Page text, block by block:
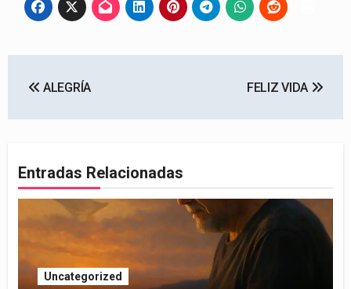
de ALEGRÍA FELIZ VIDA
Entradas Relacionadas
Uncategorized